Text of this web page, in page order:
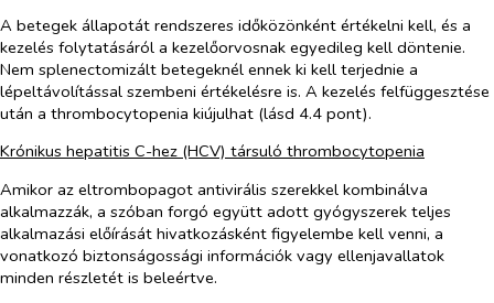
A betegek állapotát rendszeres időközönként értékelni kell, és a
kezelés folytatásáról a kezelőorvosnak egyedileg kell döntenie.
Nem splenectomizált betegeknél ennek ki kell terjednie a
lépeltávolítással szembeni értékelésre is. A kezelés felfüggesztése
után a thrombocytopenia kiújulhat (lásd 4.4 pont).
Krónikus hepatitis C-hez (HCV) társuló thrombocytopenia
Amikor az eltrombopagot antivirális szerekkel kombinálva
alkalmazzák, a szóban forgó együtt adott gyógyszerek teljes
alkalmazási előírását hivatkozásként figyelembe kell venni, a
vonatkozó biztonságossági információk vagy ellenjavallatok
minden részletét is beleértve.